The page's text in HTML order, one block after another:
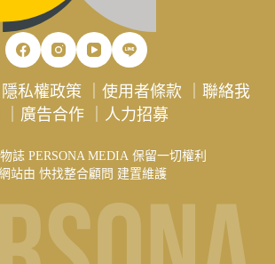
隱私權政策 ｜使用者條款 ｜聯絡我
廣告合作｜ 人力招募
誌 PERSONA MEDIA 保留一切權利
站由 快找整合顧問 建置維護